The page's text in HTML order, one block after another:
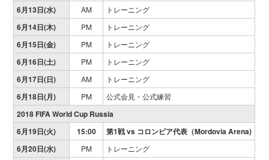
6月13日(水)
AM トレーニング
6月14日(木) PM トレーニング
6月15日(金) PM トレーニング
6月16日(土) PM トレーニング
6月17日(日) AM トレーニング
6月18日(月) PM 公式会見・公式練習
2018 FIFA World Cup Russia
6月19日(火)
15:00
第1戦 vs コロンビア代表（Mordovia Arena)
6月20日(水)
PM トレーニング